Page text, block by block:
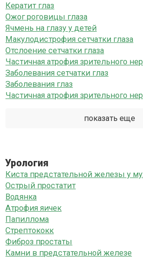
Кератит глаз
Ожог роговицы глаза
Ячмень на глазу у детей
Макулодистрофия сетчатки глаза
Отслоение сетчатки глаза
Частичная атрофия зрительного
Заболевания сетчатки глаз
Заболевания глаз
Частичная атрофия зрительного
показать еще
Урология
Киста предстательной железы у
Острый простатит
Водянка
Атрофия яичек
Папиллома
Стрептококк
Фиброз простаты
Камни в предстательной железе